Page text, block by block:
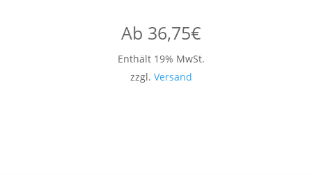
Ab 36,75€
Enthält 19% MwSt.
zzgl. Versand